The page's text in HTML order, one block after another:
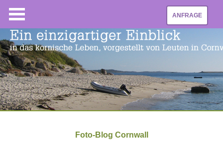
ANFRAGE
Foto-Blog Cornwall